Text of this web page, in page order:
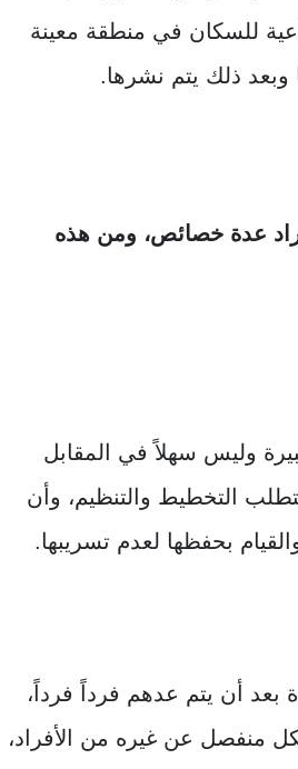
للسكان في منطقة معينة
وبعد ذلك يتم نشرها.
عدة خصائص، ومن هذه
وليس سهلاً في المقابل
التخطيط والتنظيم، وأن
بحفظها لعدم تسريبها.
أن يتم عدهم فرداً فرداً،
عن غيره من الأفراد،